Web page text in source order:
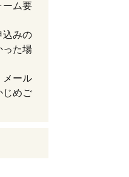
ーム要
込みの
った場
メール
じめご